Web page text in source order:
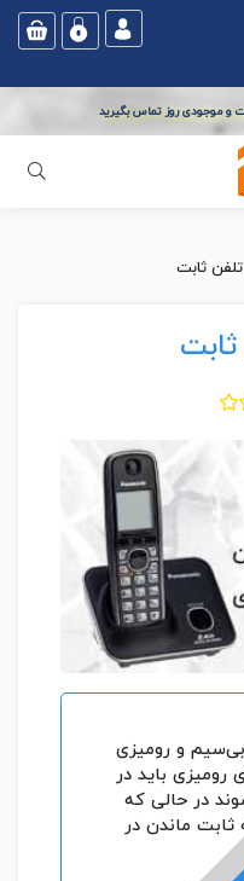
و موجودی روز تماس بگیرید
جستجو
ثابت
و رومیزی
رومیزی باید در
در حالی که
ماندن در